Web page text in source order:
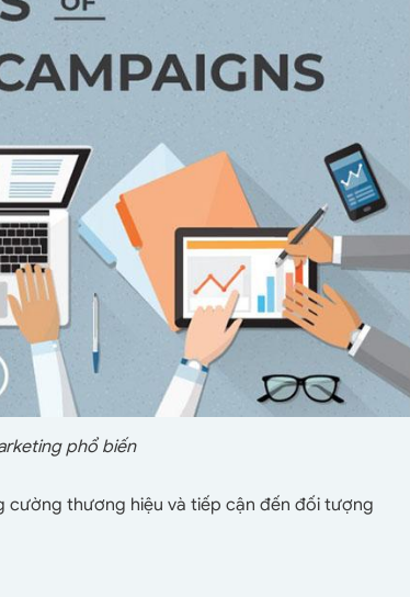
phổ biến
cường thương hiệu và tiếp cận đến đối tượng